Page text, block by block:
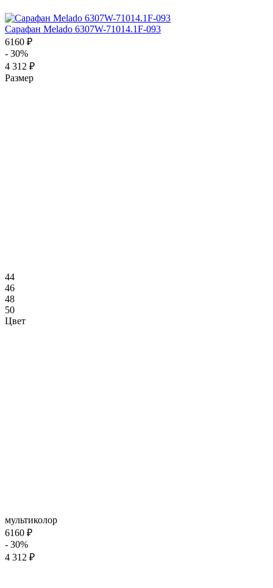
Сарафан Melado 6307W-71014.1F-093
6160 ₽
- 30%
4 312 ₽
Размер
44
46
48
50
Цвет
мультиколор
6160 ₽
- 30%
4 312 ₽